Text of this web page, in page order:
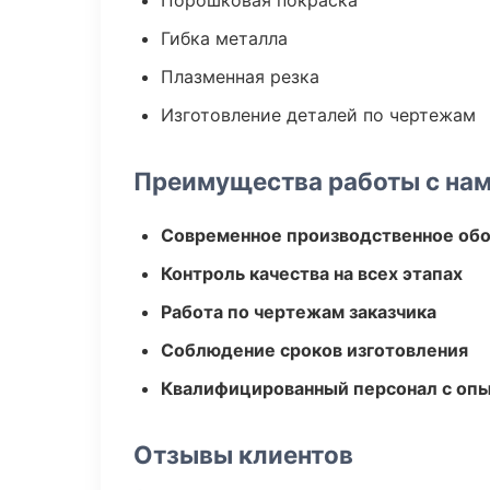
Гибка металла
Плазменная резка
Изготовление деталей по чертежам
Преимущества работы с
Современное производственное
Контроль качества на всех этапах
Работа по чертежам заказчика
Соблюдение сроков изготовления
Квалифицированный персонал с
Отзывы клиентов